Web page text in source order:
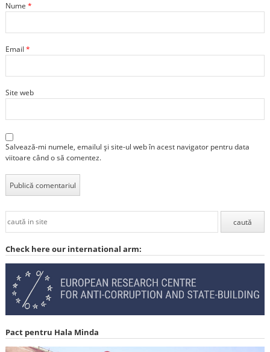
Nume *
Email *
Site web
Salvează-mi numele, emailul și site-ul web în acest navigator pentru data
viitoare când o să comentez.
Check here our international arm:
Pact pentru Hala Minda